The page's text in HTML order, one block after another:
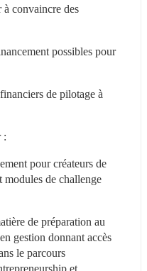
à convaincre des
possibles pour
financiers de pilotage à
:
pour créateurs de
modules de challenge
de préparation au
gestion donnant accès
le parcours
et